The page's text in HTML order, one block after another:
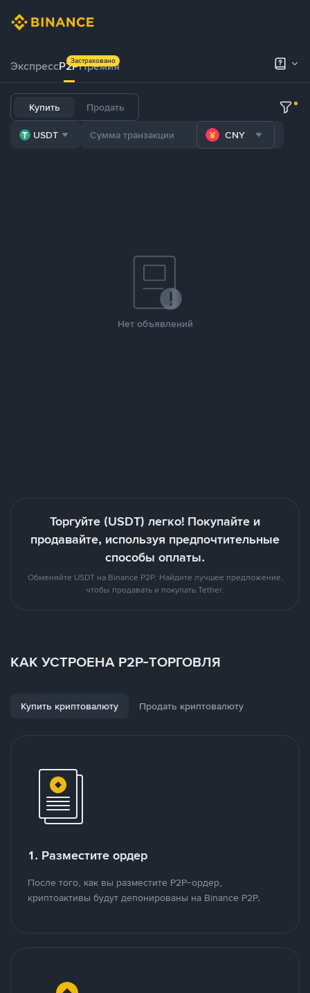
ЭкспрессP2PПремия
Застраховано
Купить Продать
USDT CNY
Нет объявлений
Торгуйте (USDT) легко! Покупайте и
продавайте, используя предпочтительные
способы оплаты.
Обменяйте USDT на Binance P2P. Найдите лучшее предложение,
чтобы продавать и покупать Tether.
КАК УСТРОЕНА P2P-ТОРГОВЛЯ
Купить криптовалюту Продать криптовалюту
1. Разместите ордер
После того, как вы разместите P2P-ордер,
криптоактивы будут депонированы на Binance P2P.